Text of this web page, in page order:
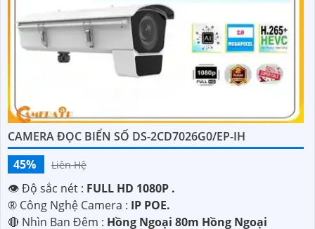
CAMERA ĐỌC BIỂN SỐ DS-2CD7026G0/EP-IH
45%
Liên Hệ
👁 Độ sắc nét : FULL HD 1080P .
®️ Công Nghệ Camera : IP POE.
🔴 Nhìn Ban Đêm : Hồng Ngoại 80m Hồng Ngoại